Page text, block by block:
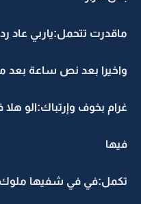
ماقدرت تتحمل:ياربي عاد
واخيرا بعد نص ساعة بعد
غرام بخوف وإرتباك:الو
فيها
تكمل:في في شفيها